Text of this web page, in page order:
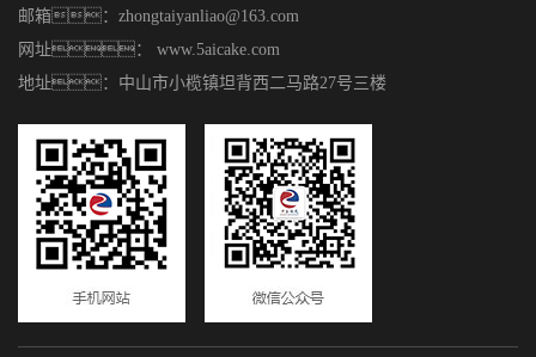
邮箱：zhongtaiyanliao@163.com
网址： www.5aicake.com
地址：中山市小榄镇坦背西二马路27号三楼